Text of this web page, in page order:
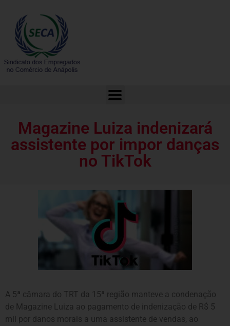
Magazine Luiza indenizará
assistente por impor danças
no TikTok
A 5ª câmara do TRT da 15ª região manteve a condenação
de Magazine Luiza ao pagamento de indenização de R$ 5
mil por danos morais a uma assistente de vendas, ao